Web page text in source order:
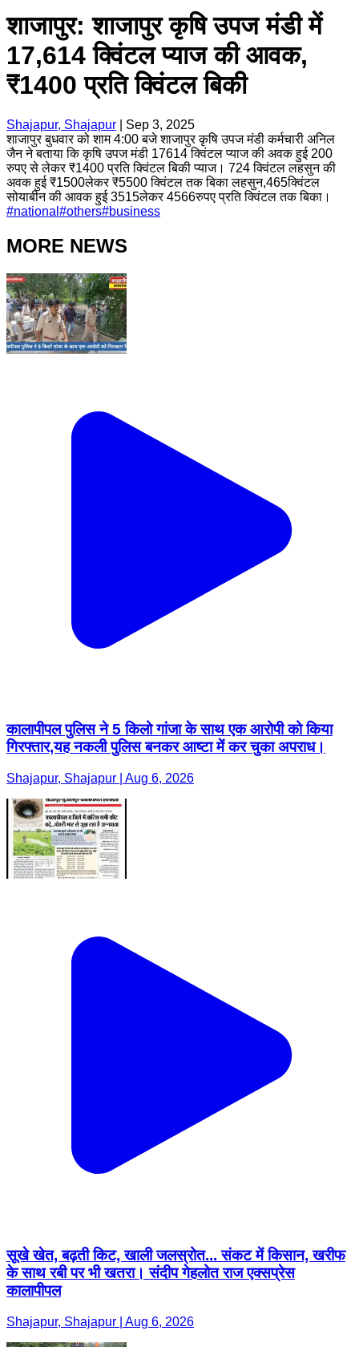
शाजापुर: शाजापुर कृषि उपज मंडी में
17,614 क्विंटल प्याज की आवक,
₹1400 प्रति क्विंटल बिकी
Shajapur, Shajapur
Sep 3, 2025
शाजापुर बुधवार को शाम 4:00 बजे शाजापुर कृषि उपज मंडी कर्मचारी अनिल
जैन ने बताया कि कृषि उपज मंडी 17614 क्विंटल प्याज की अवक हुई 200
रुपए से लेकर ₹1400 प्रति क्विंटल बिकी प्याज। 724 क्विंटल लहसुन की
अवक हुई ₹1500लेकर ₹5500 क्विंटल तक बिका लहसुन,465क्विंटल
सोयाबीन की आवक हुई 3515लेकर 4566रुपए प्रति क्विंटल तक बिका।
#national #others#business
MORE NEWS
कालापीपल पुलिस ने 5 किलो गांजा के साथ एक आरोपी को किया
गिरफ्तार,यह नकली पुलिस बनकर आष्टा में कर चुका अपराध।
Shajapur, Shajapur | Aug 6, 2026
सूखे खेत, बढ़ती किट, खाली जलस्रोत... संकट में किसान, खरीफ
के साथ रबी पर भी खतरा। संदीप गेहलोत राज एक्सप्रेस
कालापीपल
Shajapur, Shajapur | Aug 6, 2026